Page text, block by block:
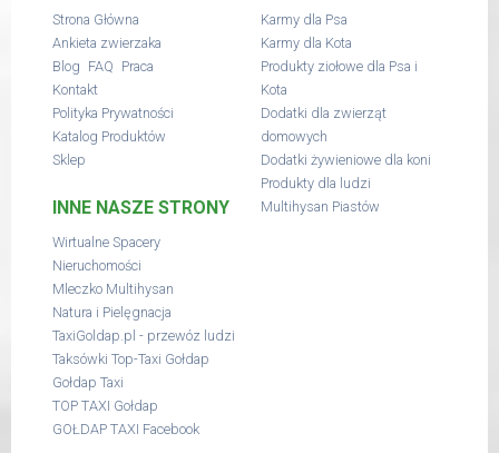
Strona Główna
Ankieta zwierzaka
Blog FAQ Praca
Kontakt
Polityka Prywatności
Katalog Produktów
Sklep
INNE NASZE STRONY
Wirtualne Spacery
Nieruchomości
Mleczko Multihysan
Natura i Pielęgnacja
TaxiGoldap.pl - przewóz ludzi
Taksówki Top-Taxi Gołdap
Gołdap Taxi
TOP TAXI Gołdap
GOŁDAP TAXI Facebook
Karmy dla Psa
Karmy dla Kota
Produkty ziołowe dla Psa i
Kota
Dodatki dla zwierząt
domowych
Dodatki żywieniowe dla koni
Produkty dla ludzi
Multihysan Piastów